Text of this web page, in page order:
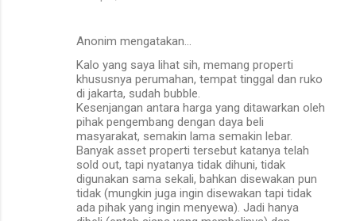
Anonim mengatakan…
Kalo yang saya lihat sih, memang properti
khususnya perumahan, tempat tinggal dan ruko
di jakarta, sudah bubble.
Kesenjangan antara harga yang ditawarkan oleh
pihak pengembang dengan daya beli
masyarakat, semakin lama semakin lebar.
Banyak asset properti tersebut katanya telah
sold out, tapi nyatanya tidak dihuni, tidak
digunakan sama sekali, bahkan disewakan pun
tidak (mungkin juga ingin disewakan tapi tidak
ada pihak yang ingin menyewa). Jadi hanya